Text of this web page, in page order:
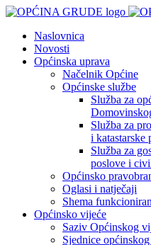
Naslovnica
Novosti
Općinska uprava
Načelnik Općine
Općinske službe
Služba za
Služba za
i katastarske
Služba za
poslove i
Općinsko
Oglasi i natječaji
Shema
Općinsko vijeće
Saziv Općinskog
Sjednice